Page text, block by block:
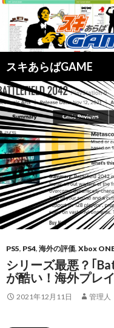
スキあらばGAME
索
ン
テ
ン
ツ
へ
ス
キ
ッ
プ
PS5, PS4, 海外の評価, Xbox
シリーズ最悪？｢
が酷い！海外プレ
2021年12月11日 管理人